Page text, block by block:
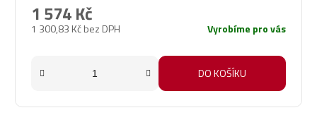
1 300,83 Kč bez DPH
1 574 Kč
Vyrobíme pro vás
DO KOŠÍKU